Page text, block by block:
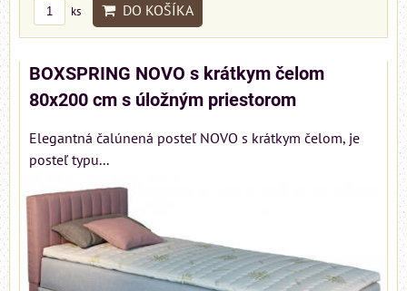
ks DO KOŠÍKA
BOXSPRING NOVO s krátkym čelom
80x200 cm s úložným priestorom
Elegantná čalúnená posteľ NOVO s krátkym čelom, je
posteľ typu...